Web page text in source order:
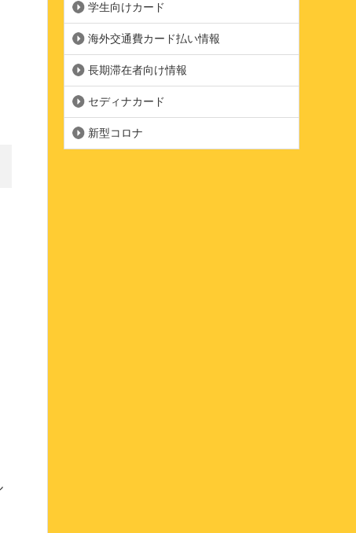
学生向けカード
海外交通費カード払い情報
長期滞在者向け情報
セディナカード
新型コロナ